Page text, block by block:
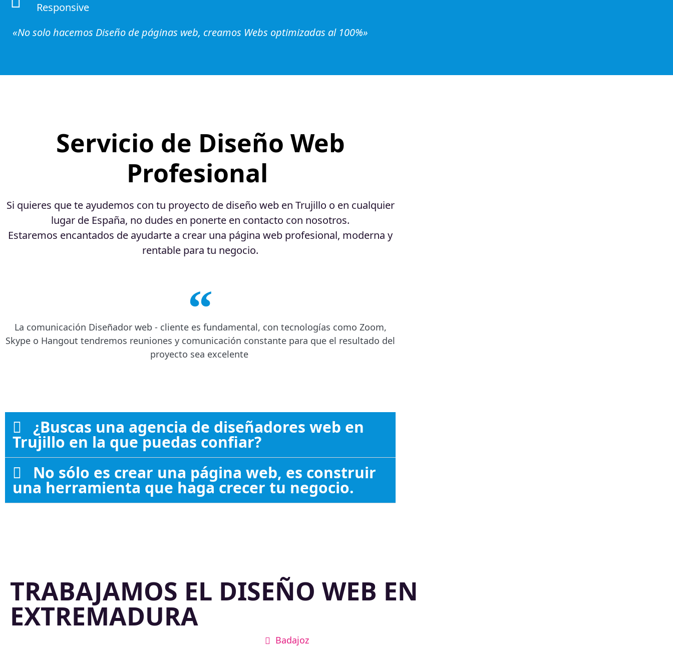
Responsive
«No solo hacemos Diseño de páginas web, creamos Webs optimizadas al 100%»
Servicio de Diseño Web
Profesional
Si quieres que te ayudemos con tu proyecto de diseño web en Trujillo o en cualquier
lugar de España, no dudes en ponerte en contacto con nosotros.
Estaremos encantados de ayudarte a crear una página web profesional, moderna y
rentable para tu negocio.
La comunicación Diseñador web - cliente es fundamental, con tecnologías como Zoom,
Skype o Hangout tendremos reuniones y comunicación constante para que el resultado del
proyecto sea excelente
¿Buscas una agencia de diseñadores web en
Trujillo en la que puedas confiar?
No sólo es crear una página web, es construir
una herramienta que haga crecer tu negocio.
TRABAJAMOS EL DISEÑO WEB EN
EXTREMADURA
Badajoz